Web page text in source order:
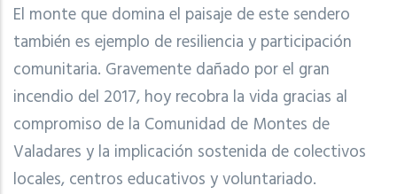
El monte que domina el paisaje de este sendero
también es ejemplo de resiliencia y participación
comunitaria. Gravemente dañado por el gran
incendio del 2017, hoy recobra la vida gracias al
compromiso de la Comunidad de Montes de
Valadares y la implicación sostenida de colectivos
locales, centros educativos y voluntariado.